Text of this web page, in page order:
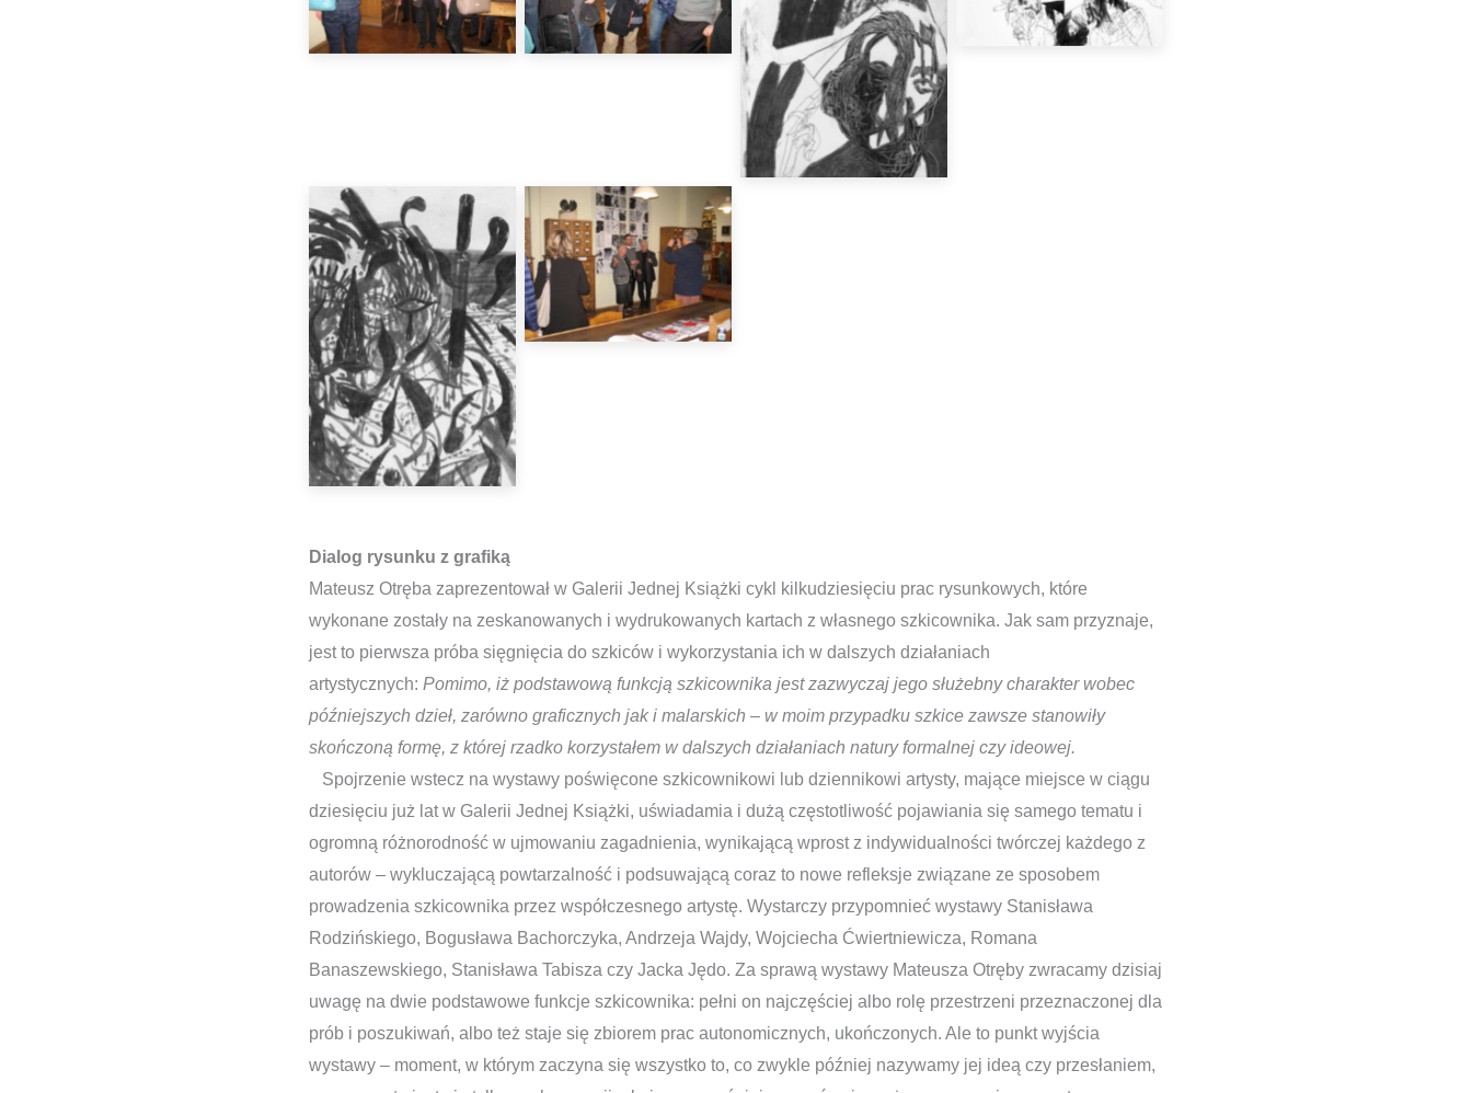
Dialog rysunku z grafiką
Mateusz Otręba zaprezentował w Galerii Jednej Książki cykl kilkudziesięciu prac rysunkowych, które
wykonane zostały na zeskanowanych i wydrukowanych kartach z własnego szkicownika. Jak sam przyznaje,
jest to pierwsza próba sięgnięcia do szkiców i wykorzystania ich w dalszych działaniach
artystycznych: Pomimo, iż podstawową funkcją szkicownika jest zazwyczaj jego służebny charakter wobec
późniejszych dzieł, zarówno graficznych jak i malarskich – w moim przypadku szkice zawsze stanowiły
skończoną formę, z której rzadko korzystałem w dalszych działaniach natury formalnej czy ideowej.
Spojrzenie wstecz na wystawy poświęcone szkicownikowi lub dziennikowi artysty, mające miejsce w ciągu
dziesięciu już lat w Galerii Jednej Książki, uświadamia i dużą częstotliwość pojawiania się samego tematu i
ogromną różnorodność w ujmowaniu zagadnienia, wynikającą wprost z indywidualności twórczej każdego z
autorów – wykluczającą powtarzalność i podsuwającą coraz to nowe refleksje związane ze sposobem
prowadzenia szkicownika przez współczesnego artystę. Wystarczy przypomnieć wystawy Stanisława
Rodzińskiego, Bogusława Bachorczyka, Andrzeja Wajdy, Wojciecha Ćwiertniewicza, Romana
Banaszewskiego, Stanisława Tabisza czy Jacka Jędo. Za sprawą wystawy Mateusza Otręby zwracamy dzisiaj
uwagę na dwie podstawowe funkcje szkicownika: pełni on najczęściej albo rolę przestrzeni przeznaczonej dla
prób i poszukiwań, albo też staje się zbiorem prac autonomicznych, ukończonych. Ale to punkt wyjścia
wystawy – moment, w którym zaczyna się wszystko to, co zwykle później nazywamy jej ideą czy przesłaniem,